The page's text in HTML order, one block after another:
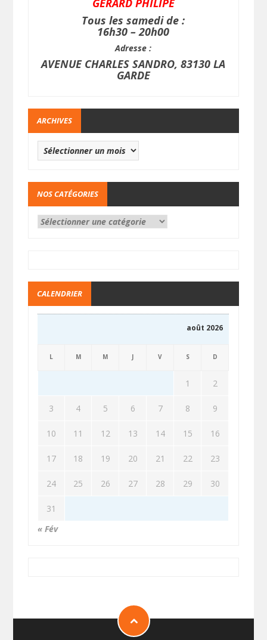
Tous les samedi de :
16h30 – 20h00
Adresse :
AVENUE CHARLES SANDRO, 83130 LA
GARDE
ARCHIVES
NOS CATÉGORIES
CALENDRIER
août 2026
L M M J V S D
1 2
3 4 5 6 7 8 9
10 11 12 13 14 15 16
17 18 19 20 21 22 23
24 25 26 27 28 29 30
31
« Fév